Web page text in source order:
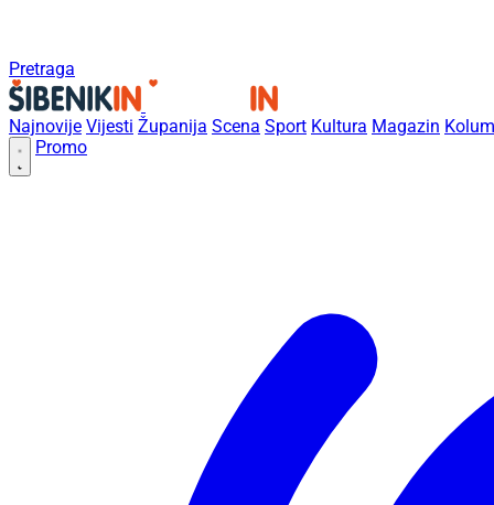
Pretraga
Najnovije Vijesti Županija Scena Sport Kultura Magazin
Promo